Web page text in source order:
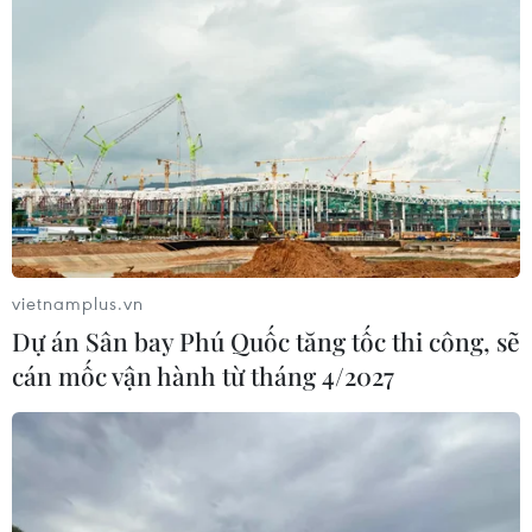
vietnamplus.vn
Dự án Sân bay Phú Quốc tăng tốc thi công, sẽ
cán mốc vận hành từ tháng 4/2027